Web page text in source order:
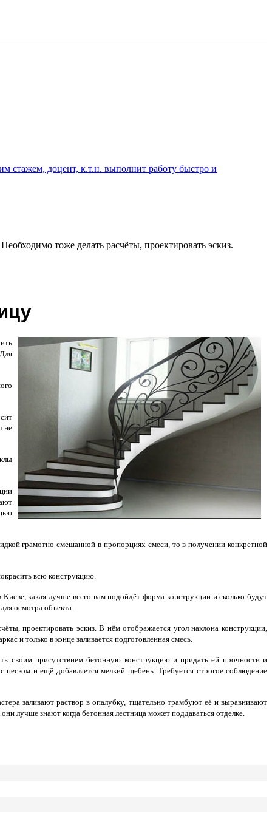
стажем, доцент, к.т.н. выполнит работу быстро и
тоже делать расчёты, проектировать эскиз.
не
грамотно смешанной в пропорциях смеси, то в получении конкретной
всю конструкцию.
какая лучше всего вам подойдёт форма конструкции и сколько будут
осмотра объекта.
проектировать эскиз. В нём отображается угол наклона конструкции,
и только в конце заливается подготовленная смесь.
своим присутствием бетонную конструкцию и придать ей прочности и
и ещё добавляется мелкий щебень. Требуется строгое соблюдение
заливают раствор в опалубку, тщательно трамбуют её и выравнивают
лучше знают когда бетонная лестница может поддаваться отделке.